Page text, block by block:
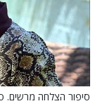
סיפור הצלחה מרשים.